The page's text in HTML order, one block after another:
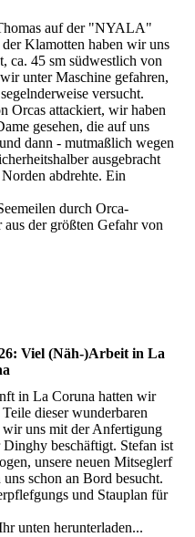
auf der "NYALA"
Klamotten haben wir uns
ca. 45 sm südwestlich von
unter Maschine gefahren,
versucht.
Orcas attackiert, wir haben
gesehen, die auf uns
dann - mutmaßlich wegen
ausgebracht
abdrehte. Ein
durch Orca-
der größten Gefahr von
Viel (Näh-)Arbeit in La
in La Coruna hatten wir
dieser wunderbaren
wir uns mit der Anfertigung
beschäftigt. Stefan ist
unsere neuen Mitseglerf
schon an Bord besucht.
und Stauplan für
unten herunterladen...